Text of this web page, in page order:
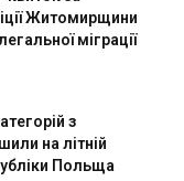
Житомирщини
міграції
з
на літній
Польща